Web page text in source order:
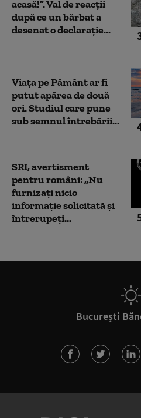
acasă!”. Val de reacții
după ce un bărbat a
desenat o declarație...
Viața pe Pământ ar fi
putut apărea de două
ori. Studiul care pune
sub semnul întrebării...
SRI, avertisment
pentru români: „Nu
furnizați nicio
informație solicitată și
întrerupeți...
București